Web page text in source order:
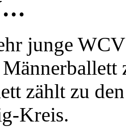
junge
zählt zu
Kreis.